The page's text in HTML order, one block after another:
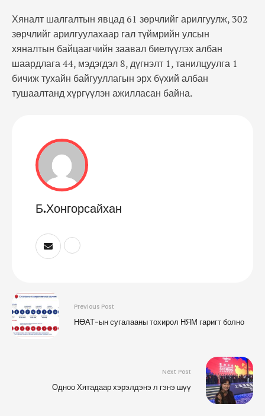
Хяналт шалгалтын явцад 61 зөрчлийг арилгуулж, 302
зөрчлийг арилгуулахаар гал түймрийн улсын
хяналтын байцаагчийн заавал биелүүлэх албан
шаардлага 44, мэдэгдэл 8, дүгнэлт 1, танилцуулга 1
бичиж тухайн байгууллагын эрх бүхий албан
тушаалтанд хүргүүлэн ажилласан байна.
Б.Хонгорсайхан
Previous Post
НӨАТ-ын сугалааны тохирол НЯМ гаригт болно
Next Post
Одноо Хятадаар хэрэлдэнэ л гэнэ шүү